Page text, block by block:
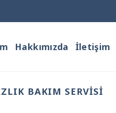
Hakkımızda İletişim
BAKIM SERVISI